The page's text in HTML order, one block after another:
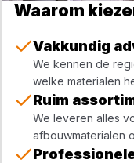
Waarom
Vakkundig
We kennen de
welke materialen
Ruim
We leveren alles
afbouwmaterialen